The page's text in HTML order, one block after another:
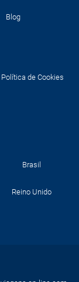
Blog
Política de Cookies
Brasil
Reino Unido